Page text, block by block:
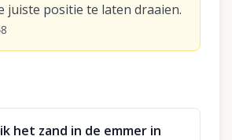
juiste positie te laten draaien.
het zand in de emmer in